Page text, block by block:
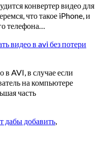
конвертер видео для
что такое iPhone, и
телефона…
видео в avi без потери
в AVI, в случае если
на компьютере
часть
дабы добавить,